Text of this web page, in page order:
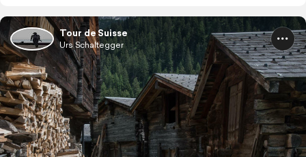
Tour de Suisse
Urs Schaltegger